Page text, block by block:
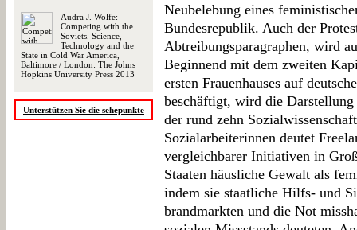
Audra J. Wolfe:
Competing with the
Soviets. Science,
Technology and the
State in Cold War America,
Baltimore / London: The Johns
Hopkins University Press 2013
Unterstützen Sie die sehepunkte
Neubelebung eines
Bundesrepublik. Auch der
Abtreibungsparagraphen, wird
Beginnend mit dem zweiten
ersten Frauenhauses auf
beschäftigt, wird die Darstellung
der rund zehn
Sozialarbeiterinnen deutet
vergleichbarer Initiativen in
Staaten häusliche Gewalt als
indem sie staatliche Hilfs- und
brandmarkten und die Not